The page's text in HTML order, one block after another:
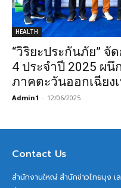
HEALTH
“วิริยะประกันภัย”
4 ประจำปี 2025 ผ
ภาคตะวันออกเฉียง
Admin1 - 12/06/2025
Contact Us
สำนักงานใหญ่ สำนักข่าวไทยมุง